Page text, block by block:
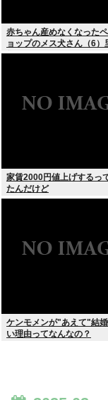
赤ちゃん産めなくなった
ョップのメス犬さん（6）
集されてしまうwww
家賃2000円値上げするっ
たんだけど
ケンモメンが"あえて"結
い理由ってなんなの？